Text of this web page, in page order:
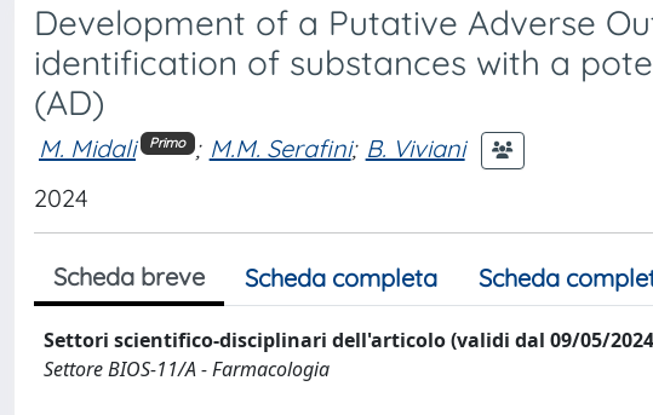
Development of a Putative Adverse
identification of substances with a
(AD)
M. Midali Primo ; M.M. Serafini; B. Viviani
2024
Scheda breve Scheda completa Scheda
Settori scientifico-disciplinari dell'articolo (validi dal 09/05/
Settore BIOS-11/A - Farmacologia